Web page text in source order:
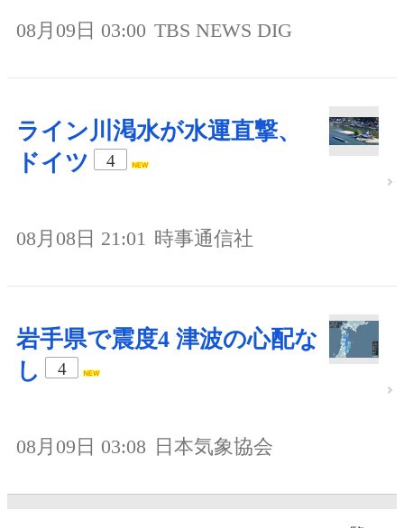
08月09日 03:00 TBS NEWS DIG
ライン川渇水が水運直撃、
ドイツ
4
08月08日 21:01 時事通信社
岩手県で震度4 津波の心配な
し
4
08月09日 03:08 日本気象協会